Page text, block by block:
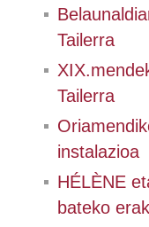
Tailerra
Tailerra
instalazioa
HÉLÈNE
bateko